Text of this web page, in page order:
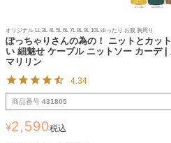
オリジナル LL 3L 4L 5L 6L 7L 8L 9L 10L ゆったり お腹 胸周り
ぽっちゃりさんの為の！ ニットとカッ
い 細魅せ ケーブル ニットソー カーデ
マリリン
4.34
商品番号 431805
¥2,590税込